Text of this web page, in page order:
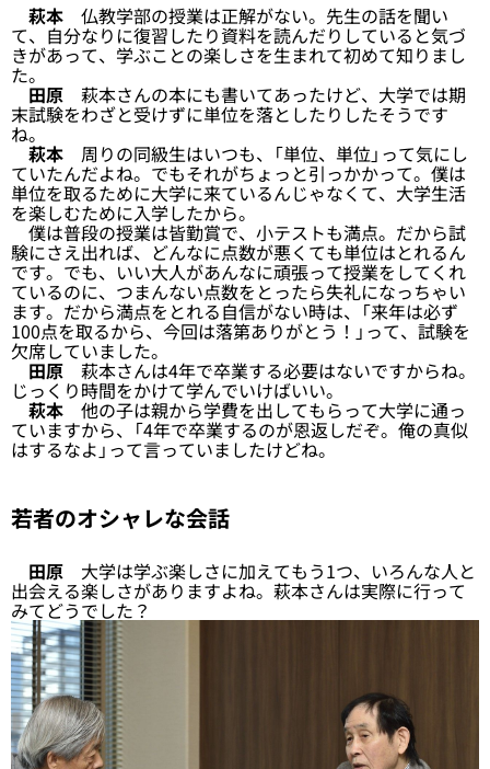
萩本 仏教学部の授業は正解がない。先生の話を聞い
て、自分なりに復習したり資料を読んだりしていると気づ
きがあって、学ぶことの楽しさを生まれて初めて知りまし
た。
田原 萩本さんの本にも書いてあったけど、大学では期
末試験をわざと受けずに単位を落としたりしたそうです
ね。
萩本 周りの同級生はいつも、「単位、単位」って気にし
ていたんだよね。でもそれがちょっと引っかかって。僕は
単位を取るために大学に来ているんじゃなくて、大学生活
を楽しむために入学したから。
僕は普段の授業は皆勤賞で、小テストも満点。だから試
験にさえ出れば、どんなに点数が悪くても単位はとれるん
です。でも、いい大人があんなに頑張って授業をしてくれ
ているのに、つまんない点数をとったら失礼になっちゃい
ます。だから満点をとれる自信がない時は、「来年は必ず
100点を取るから、今回は落第ありがとう！」って、試験を
欠席していました。
田原 萩本さんは4年で卒業する必要はないですからね。
じっくり時間をかけて学んでいけばいい。
萩本 他の子は親から学費を出してもらって大学に通っ
ていますから、「4年で卒業するのが恩返しだぞ。俺の真似
はするなよ」って言っていましたけどね。
若者のオシャレな会話
田原 大学は学ぶ楽しさに加えてもう1つ、いろんな人と
出会える楽しさがありますよね。萩本さんは実際に行って
みてどうでした？